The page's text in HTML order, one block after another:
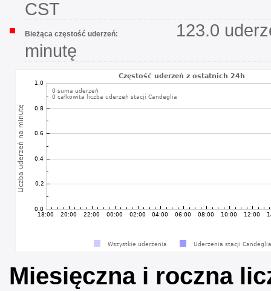
CST
Bieżąca częstość uderzeń:
123.0
minutę
Miesięczna i roczna